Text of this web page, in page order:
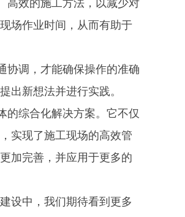
高效的施工方法，以减少对
场作业时间，从而有助于
协调，才能确保操作的准确
出新想法并进行实践。
的综合化解决方案。它不仅
实现了施工现场的高效管
加完善，并应用于更多的
设中，我们期待看到更多